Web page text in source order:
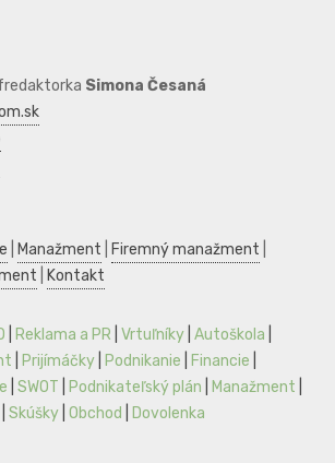
Simona Česaná
Manažment Firemný manažment
Kontakt
Reklama a PR Vrtuľníky Autoškola
Prijímáčky Podnikanie Financie
SWOT Podnikateľský plán Manažment
Skúšky Obchod Dovolenka